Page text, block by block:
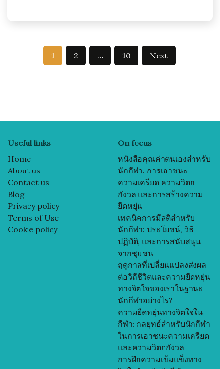
1 2 … 10 Next
Useful links
Home
About us
Contact us
Blog
Privacy policy
Terms of Use
Cookie policy
On focus
หนังสือคุณค่าตนเองสำหรับ
นักกีฬา: การเอาชนะ
ความเครียด ความวิตก
กังวล และการสร้างความ
ยืดหยุ่น
เทคนิคการมีสติสำหรับ
นักกีฬา: ประโยชน์, วิธี
ปฏิบัติ, และการสนับสนุน
จากชุมชน
ฤดูกาลที่เปลี่ยนแปลงส่งผล
ต่อวิถีชีวิตและความยืดหยุ่น
ทางจิตใจของเราในฐานะ
นักกีฬาอย่างไร?
ความยืดหยุ่นทางจิตใจใน
กีฬา: กลยุทธ์สำหรับนักกีฬา
ในการเอาชนะความเครียด
และความวิตกกังวล
การฝึกความเข้มแข็งทาง